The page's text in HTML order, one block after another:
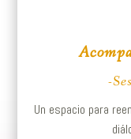
-
Un espacio para